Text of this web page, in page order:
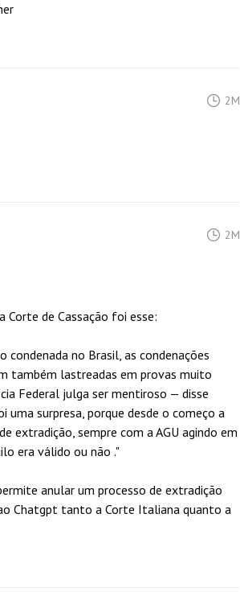
2M
2M
Corte de Cassação foi esse:
condenada no Brasil, as condenações
também lastreadas em provas muito
Federal julga ser mentiroso — disse
surpresa, porque desde o começo a
extradição, sempre com a AGU agindo em
era válido ou não ."
anular um processo de extradição
Chatgpt tanto a Corte Italiana quanto a